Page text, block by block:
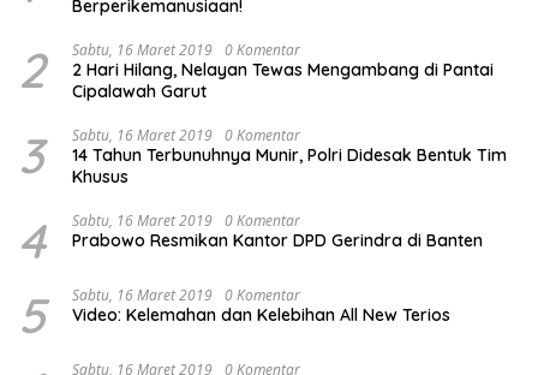
Berperikemanusiaan!
2 Sabtu, 16 Maret 2019 0 Komentar
2 Hari Hilang, Nelayan Tewas Mengambang di Pantai
Cipalawah Garut
3 Sabtu, 16 Maret 2019 0 Komentar
14 Tahun Terbunuhnya Munir, Polri Didesak Bentuk Tim
Khusus
4 Sabtu, 16 Maret 2019 0 Komentar
Prabowo Resmikan Kantor DPD Gerindra di Banten
5 Sabtu, 16 Maret 2019 0 Komentar
Video: Kelemahan dan Kelebihan All New Terios
Sabtu, 16 Maret 2019 0 Komentar